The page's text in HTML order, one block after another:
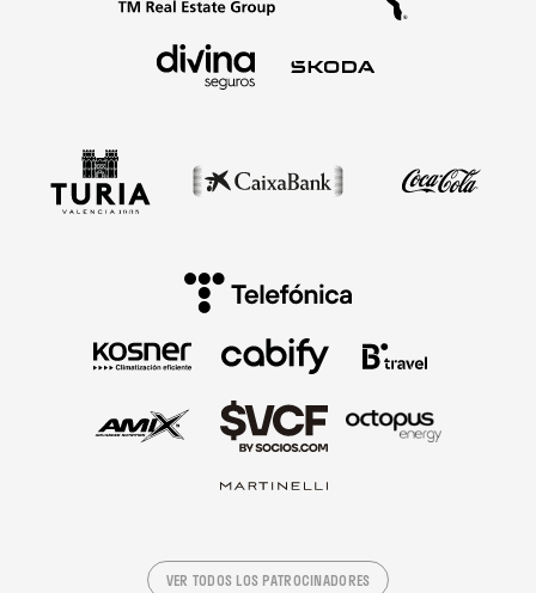
VER TODOS LOS PATROCINADORES